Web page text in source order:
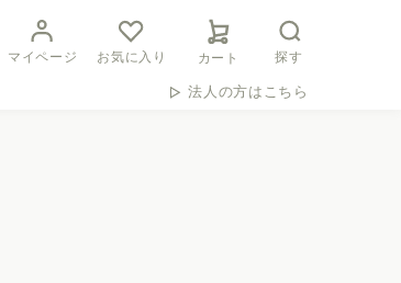
マイページ お気に入り カート 探す
法人の方はこちら